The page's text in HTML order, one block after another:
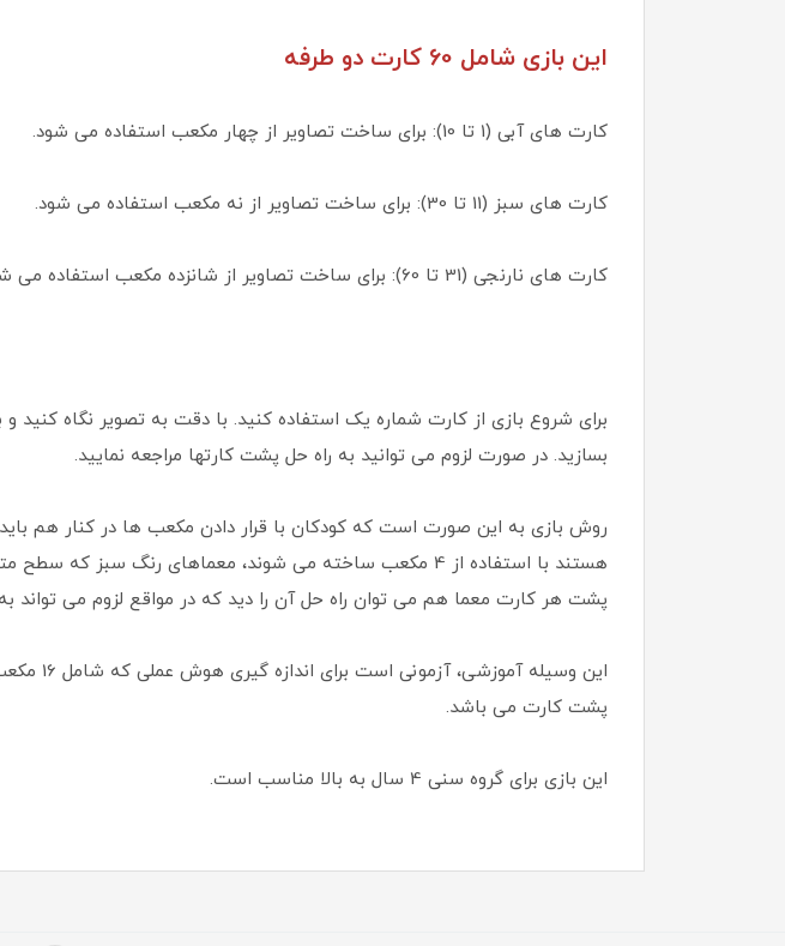
این بازی شامل 60 کارت دو طرفه
کارت های آبی (1 تا 10): برای ساخت تصاویر از چهار مکعب استفاده می شود.
کارت های سبز (11 تا 30): برای ساخت تصاویر از نه مکعب استفاده می شود.
کارت های نارنجی (31 تا 60): برای ساخت تصاویر از شانزده مکعب استفاده می شود.
برای شروع بازی از کارت شماره یک استفاده کنید. با دقت به تصویر نگاه کنید
بسازید. در صورت لزوم می توانید به راه حل پشت کارتها مراجعه نمایید.
روش بازی به این صورت است که کودکان با قرار دادن مکعب ها در کنار هم
پشت هر کارت معما هم می توان راه حل آن را دید که در مواقع لزوم می تواند
پشت کارت می باشد.
این بازی برای گروه سنی 4 سال به بالا مناسب است.